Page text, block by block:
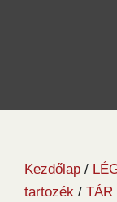
Kezdőlap /
tartozék / TÁR